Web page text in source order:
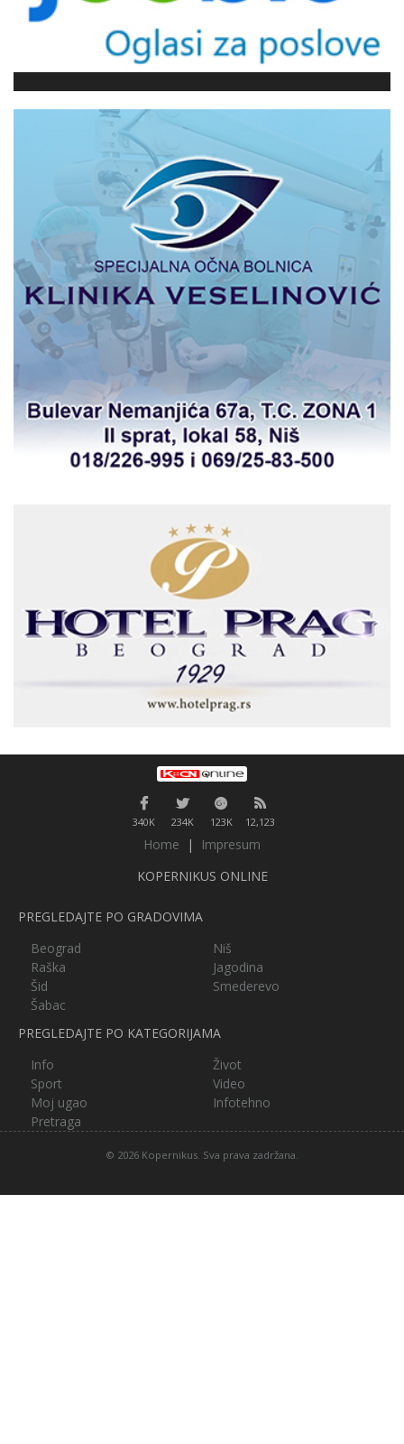
340K 234K 123K 12,123
Home |
Impresum
KOPERNIKUS ONLINE
PREGLEDAJTE PO GRADOVIMA
Beograd
Niš
Raška
Jagodina
Šid
Smederevo
Šabac
PREGLEDAJTE PO KATEGORIJAMA
Info
Život
Sport
Video
Moj ugao
Infotehno
Pretraga
© 2026 Kopernikus. Sva prava zadržana.